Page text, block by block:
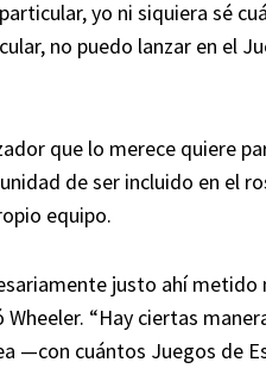
yo ni siquiera sé
no puedo lanzar en el
que lo merece quiere
de ser incluido en el
equipo.
justo ahí
“Hay ciertas
—con cuántos Juegos de